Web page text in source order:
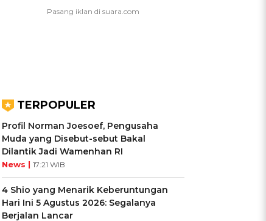
TERPOPULER
Profil Norman Joesoef, Pengusaha
Muda yang Disebut-sebut Bakal
Dilantik Jadi Wamenhan RI
News | 17:21 WIB
4 Shio yang Menarik Keberuntungan
Hari Ini 5 Agustus 2026: Segalanya
Berjalan Lancar